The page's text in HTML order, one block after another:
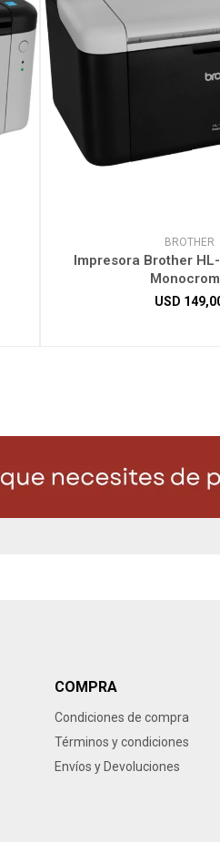
BROTHER
Impresora Brother
USD
COMPRA
Condiciones de compra
Términos y condiciones
Envíos y Devoluciones